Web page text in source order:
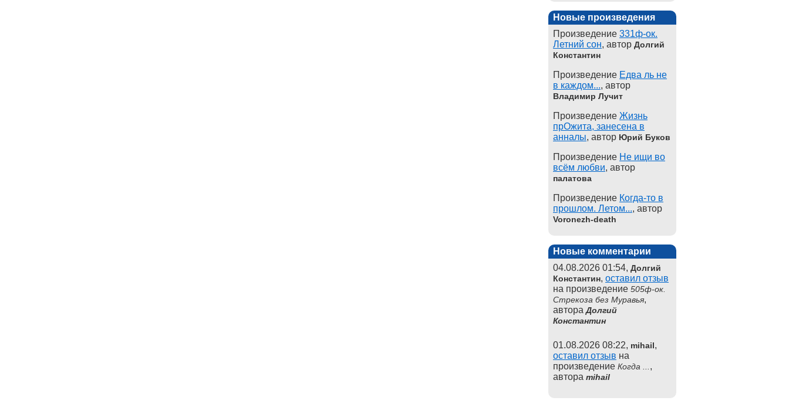
Новые произведения
Произведение 331ф-ок.
Летний сон, автор Долгий
Константин
Произведение Едва ль не
в каждом..., автор
Владимир Лучит
Произведение Жизнь
прОжита, занесена в
анналы, автор Юрий Буков
Произведение Не ищи во
всём любви, автор
палатова
Произведение Когда-то в
прошлом. Летом..., автор
Voronezh-death
Новые комментарии
04.08.2026 01:54, Долгий
Константин, оставил отзыв
на произведение 505ф-ок.
Стрекоза без Муравья,
автораДолгий
Константин
01.08.2026 08:22, mihail,
оставил отзыв на
произведение Когда ... ,
автора mihail